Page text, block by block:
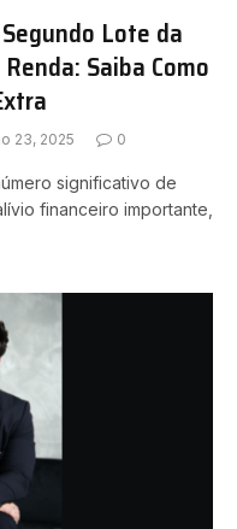
Lote da
Saiba Como
23, 2025 0
significativo de
financeiro importante,